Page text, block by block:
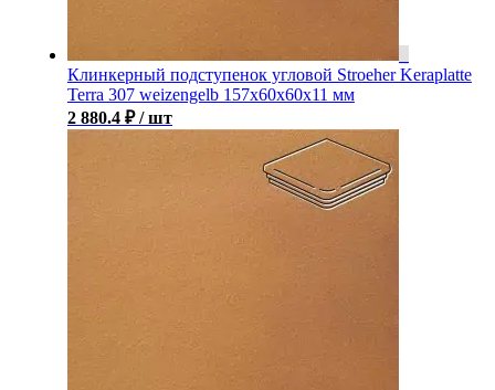
Клинкерный подступенок угловой Stroeher Keraplatte
Terra 307 weizengelb 157х60х60х11 мм
2 880.4 ₽ / шт